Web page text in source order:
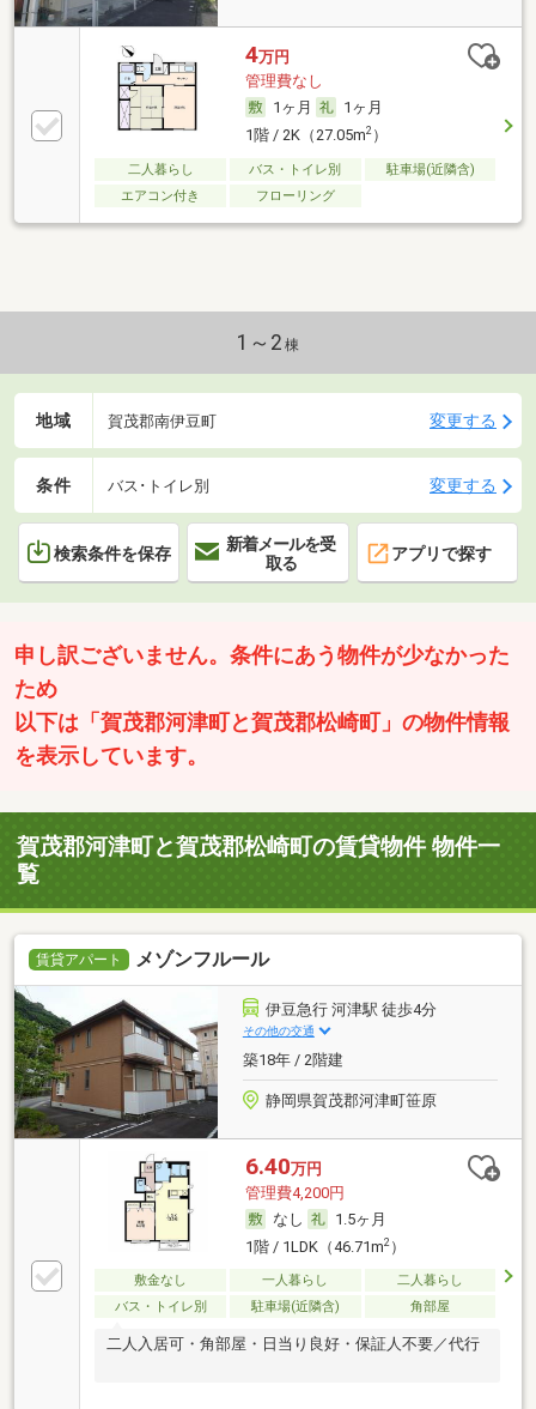
4万円
管理費なし
1ヶ月
1ヶ月
1階 / 2K（27.05m2）
二人暮らし バス・トイレ別
駐車場(近隣含)
エアコン付き
フローリング
1～2 棟
地域 賀茂郡南伊豆町 変更する
条件 バス･トイレ別 変更する
検索条件を保存
新着メールを受
取る
アプリで探す
申し訳ございません。条件にあう物件が少なかった
ため
以下は「賀茂郡河津町と賀茂郡松崎町」の物件情報
を表示しています。
賀茂郡河津町と賀茂郡松崎町の賃貸物件 物件一
覧
賃貸アパート メゾンフルール
伊豆急行 河津駅 徒歩4分
その他の交通
築18年 / 2階建
静岡県賀茂郡河津町笹原
6.40万円
管理費4,200円
なし
1.5ヶ月
1階 / 1LDK（46.71m2）
敷金なし 一人暮らし
二人暮らし
バス・トイレ別
駐車場(近隣含) 角部屋
二人入居可・角部屋・日当り良好・保証人不要／代行